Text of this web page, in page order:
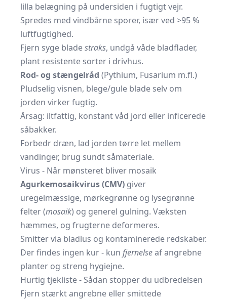
lilla belægning på undersiden i fugtigt vejr.
Spredes med vindbårne sporer, især ved >95 %
luftfugtighed.
Fjern syge bladestraks, undgå våde bladflader,
plant resistente sorter i drivhus.
Rod- og stængelråd (Pythium, Fusarium m.fl.)
Pludselig visnen, blege/gule blade selv om
jorden virker fugtig.
Årsag: iltfattig, konstant våd jord eller inficerede
såbakker.
Forbedr dræn, lad jorden tørre let mellem
vandinger, brug sundt såmateriale.
Virus - Når mønsteret bliver mosaik
Agurkemosaikvirus (CMV) giver
uregelmæssige, mørkegrønne og lysegrønne
felter (mosaik) og generel gulning. Væksten
hæmmes, og frugterne deformeres.
Smitter via bladlus og kontaminerede redskaber.
Der findes ingen kur - kun fjernelseaf angrebne
planter og streng hygiejne.
Hurtig tjekliste - Sådan stopper du udbredelsen
Fjern stærkt angrebne eller smittede